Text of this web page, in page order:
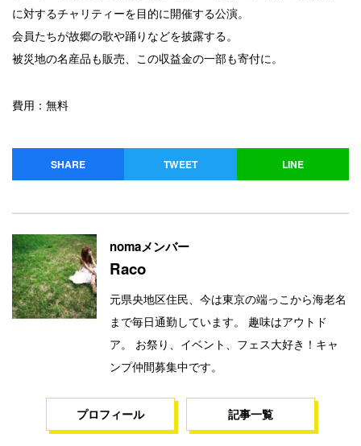
に対するチャリティーを目的に開催する公演。
会員たちが故郷の歌や踊りなどを披露する。
被災地の名産品も販売、この収益金の一部も寄付に。
費用：無料
SHARE TWEET LINE
nomaメンバー
Raco
元県央地区住民、今は東京の端っこから海老名
まで毎日通勤しています。 趣味はアウトド
ア。 お祭り、イベント、フェス大好き！キャ
ンプ仲間募集中です。
プロフィール 記事一覧